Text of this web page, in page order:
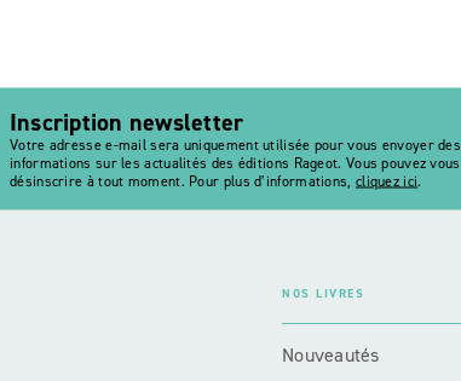
Inscription newsletter
Votre adresse e-mail sera uniquement utilisée pour vous envoyer des
informations sur les actualités des éditions Rageot. Vous pouvez vous
désinscrire à tout moment. Pour plus d’informations, cliquez ici.
NOS LIVRES
Nouveautés